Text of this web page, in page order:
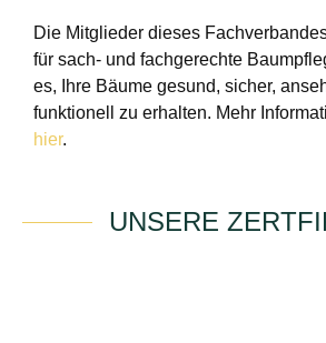
Die Mitglieder dieses
für sach- und fachgerechte
es, Ihre Bäume gesund, sicher,
funktionell zu erhalten. Mehr
hier.
UNSERE